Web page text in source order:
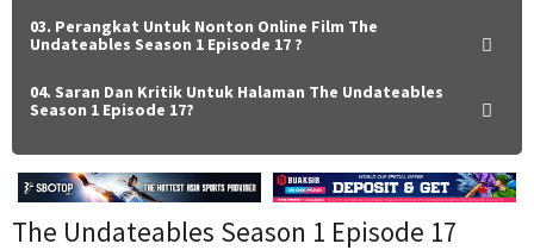
03. Perangkat Untuk Nonton Online Film The
Undateables Season 1 Episode 17 ?
04. Saran Dan Kritik Untuk Halaman The Undateables
Season 1 Episode 17?
The Undateables Season 1 Episode 17